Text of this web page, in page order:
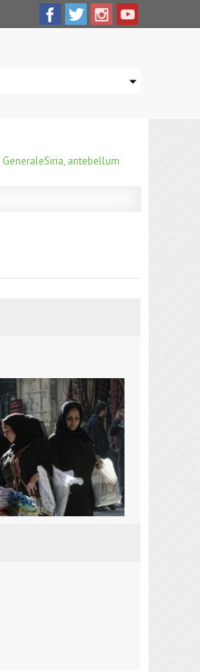
GeneraleSiria, antebellum